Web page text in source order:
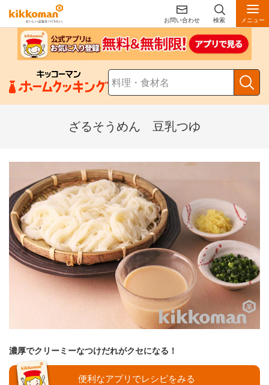
お問い合わせ 検索 メニュー
ざるそうめん 豆乳つゆ
濃厚でクリーミーなつけだれがクセになる！
便利なアプリでレシピをみる